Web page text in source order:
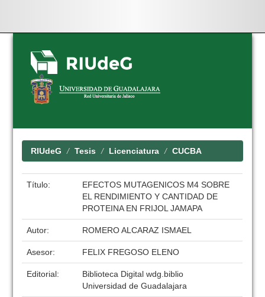
Skip
navigation
RIUdeG Tesis Licenciatura CUCBA
Título:
EFECTOS MUTAGENICOS M4 SOBRE
EL RENDIMIENTO Y CANTIDAD DE
PROTEINA EN FRIJOL JAMAPA
Autor: ROMERO ALCARAZ ISMAEL
Asesor: FELIX FREGOSO ELENO
Editorial:
Biblioteca Digital wdg.biblio
Universidad de Guadalajara